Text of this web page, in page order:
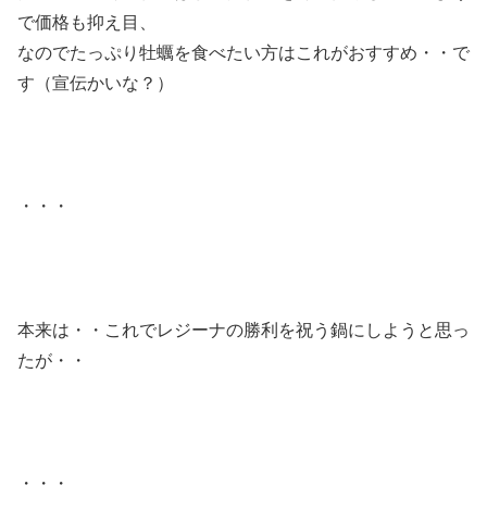
で価格も抑え目、
なのでたっぷり牡蠣を食べたい方はこれがおすすめ・・で
す（宣伝かいな？）
・・・
本来は・・これでレジーナの勝利を祝う鍋にしようと思っ
たが・・
・・・